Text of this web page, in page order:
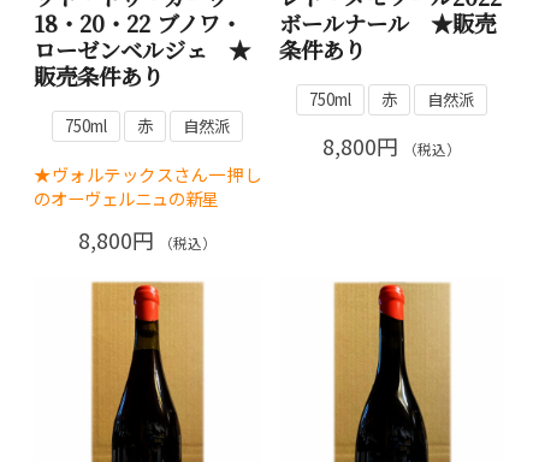
18・20・22 ブノワ・
ローゼンベルジェ ★
販売条件あり
750ml 赤 自然派
★ヴォルテックスさん一押し
のオーヴェルニュの新星
8,800円 （税込）
ボールナール ★販売
条件あり
750ml 赤 自然派
8,800円 （税込）